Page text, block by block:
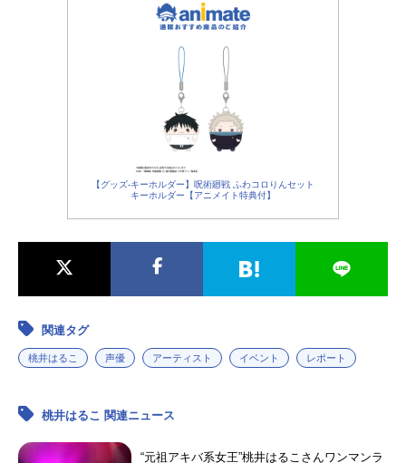
【グッズ-キーホルダー】呪術廻戦 ふわコロりんセット
キーホルダー【アニメイト特典付】
関連タグ
桃井はるこ 声優 アーティスト イベント レポート
桃井はるこ 関連ニュース
“元祖アキバ系女王”桃井はるこさんワンマンラ